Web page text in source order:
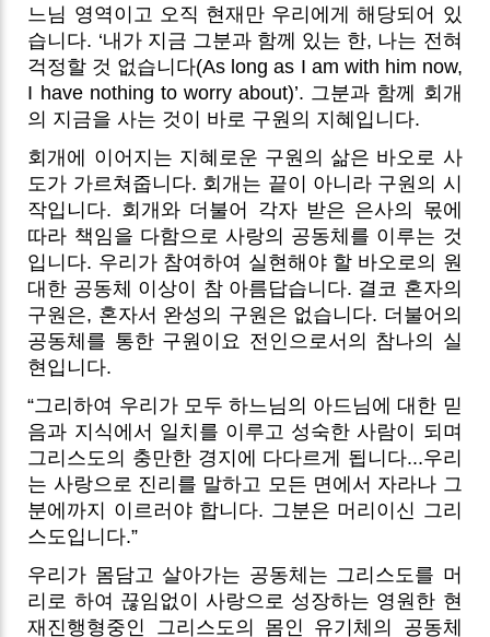
느님 영역이고 오직 현재만 우리에게 해당되어 있
습니다. ‘내가 지금 그분과 함께 있는 한, 나는 전혀
걱정할 것 없습니다(As long as I am with him now,
I have nothing to worry about)’. 그분과 함께 회개
의 지금을 사는 것이 바로 구원의 지혜입니다.
회개에 이어지는 지혜로운 구원의 삶은 바오로 사
도가 가르쳐줍니다. 회개는 끝이 아니라 구원의 시
작입니다. 회개와 더불어 각자 받은 은사의 몫에
따라 책임을 다함으로 사랑의 공동체를 이루는 것
입니다. 우리가 참여하여 실현해야 할 바오로의 원
대한 공동체 이상이 참 아름답습니다. 결코 혼자의
구원은, 혼자서 완성의 구원은 없습니다. 더불어의
공동체를 통한 구원이요 전인으로서의 참나의 실
현입니다.
“그리하여 우리가 모두 하느님의 아드님에 대한 믿
음과 지식에서 일치를 이루고 성숙한 사람이 되며
그리스도의 충만한 경지에 다다르게 됩니다...우리
는 사랑으로 진리를 말하고 모든 면에서 자라나 그
분에까지 이르러야 합니다. 그분은 머리이신 그리
스도입니다.”
우리가 몸담고 살아가는 공동체는 그리스도를 머
리로 하여 끊임없이 사랑으로 성장하는 영원한 현
재진행형중인 그리스도의 몸인 유기체의 공동체